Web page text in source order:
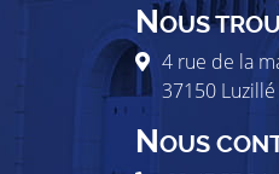
NOUS
4 rue de la
37150 Luzillé
NOUS